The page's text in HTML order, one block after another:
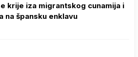
krije iza migrantskog cunamija i
na špansku enklavu